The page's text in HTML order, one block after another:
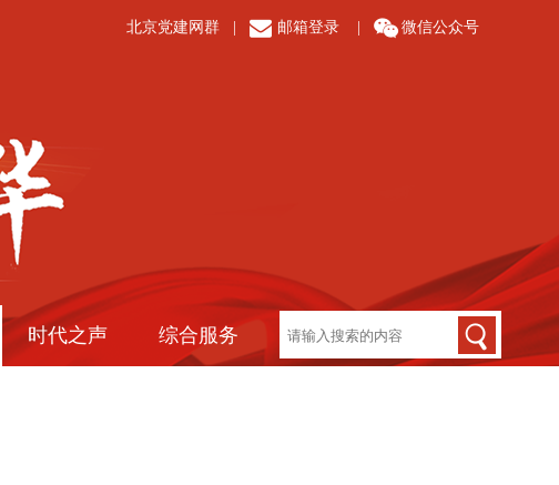
北京党建网群 邮箱登录 微信公众号
时代之声 综合服务